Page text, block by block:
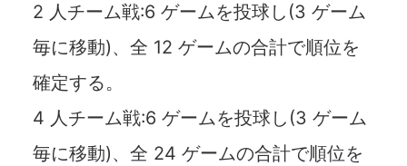
2 人チーム戦:6 ゲームを投球し(3 ゲーム
毎に移動)、全 12 ゲームの合計で順位を
確定する。
4 人チーム戦:6 ゲームを投球し(3 ゲーム
毎に移動)、全 24 ゲームの合計で順位を